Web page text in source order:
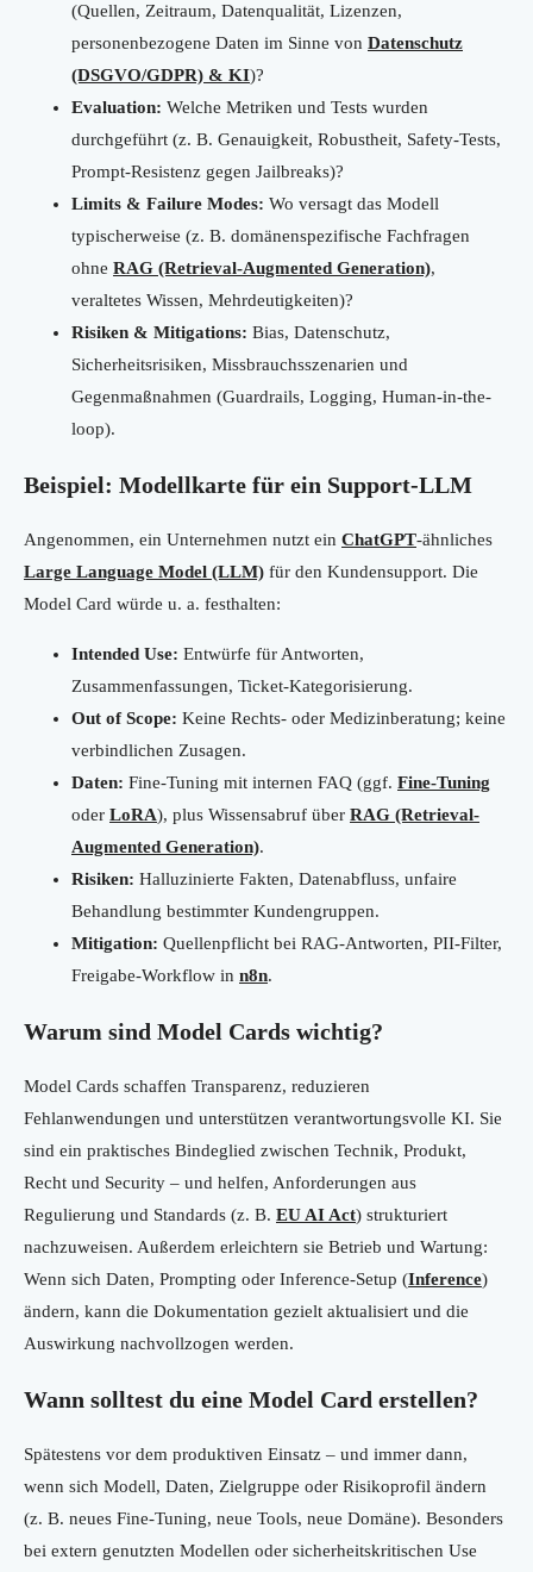
(Quellen, Zeitraum, Datenqualität, Lizenzen,
personenbezogene Daten im Sinne von Datenschutz
(DSGVO/GDPR) & KI)?
Evaluation: Welche Metriken und Tests wurden
durchgeführt (z. B. Genauigkeit, Robustheit, Safety-Tests,
Prompt-Resistenz gegen Jailbreaks)?
Limits & Failure Modes: Wo versagt das Modell
typischerweise (z. B. domänenspezifische Fachfragen
ohne RAG (Retrieval-Augmented Generation),
veraltetes Wissen, Mehrdeutigkeiten)?
Risiken & Mitigations: Bias, Datenschutz,
Sicherheitsrisiken, Missbrauchsszenarien und
Gegenmaßnahmen (Guardrails, Logging, Human-in-the-
loop).
Beispiel: Modellkarte für ein Support-LLM
Angenommen, ein Unternehmen nutzt ein ChatGPT-ähnliches
Large Language Model (LLM) für den Kundensupport. Die
Model Card würde u. a. festhalten:
Intended Use: Entwürfe für Antworten,
Zusammenfassungen, Ticket-Kategorisierung.
Out of Scope: Keine Rechts- oder Medizinberatung; keine
verbindlichen Zusagen.
Daten: Fine-Tuning mit internen FAQ (ggf. Fine-Tuning
oder LoRA), plus Wissensabruf über RAG (Retrieval-
Augmented Generation).
Risiken: Halluzinierte Fakten, Datenabfluss, unfaire
Behandlung bestimmter Kundengruppen.
Mitigation: Quellenpflicht bei RAG-Antworten, PII-Filter,
Freigabe-Workflow in n8n.
Warum sind Model Cards wichtig?
Model Cards schaffen Transparenz, reduzieren
Fehlanwendungen und unterstützen verantwortungsvolle KI. Sie
sind ein praktisches Bindeglied zwischen Technik, Produkt,
Recht und Security – und helfen, Anforderungen aus
Regulierung und Standards (z. B. EU AI Act) strukturiert
nachzuweisen. Außerdem erleichtern sie Betrieb und Wartung:
Wenn sich Daten, Prompting oder Inference-Setup (Inference)
ändern, kann die Dokumentation gezielt aktualisiert und die
Auswirkung nachvollzogen werden.
Wann solltest du eine Model Card erstellen?
Spätestens vor dem produktiven Einsatz – und immer dann,
wenn sich Modell, Daten, Zielgruppe oder Risikoprofil ändern
(z. B. neues Fine-Tuning, neue Tools, neue Domäne). Besonders
bei extern genutzten Modellen oder sicherheitskritischen Use